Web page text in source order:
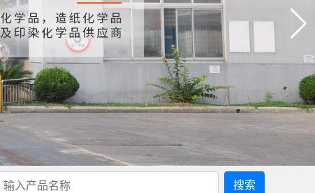
搜索